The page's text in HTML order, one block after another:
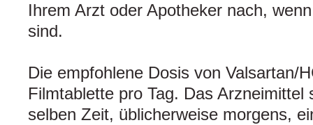
Ihrem Arzt oder Apotheker nach,
sind.
Die empfohlene Dosis von Valsartan/
Filmtablette pro Tag. Das Arzneimittel
selben Zeit, üblicherweise morgens,